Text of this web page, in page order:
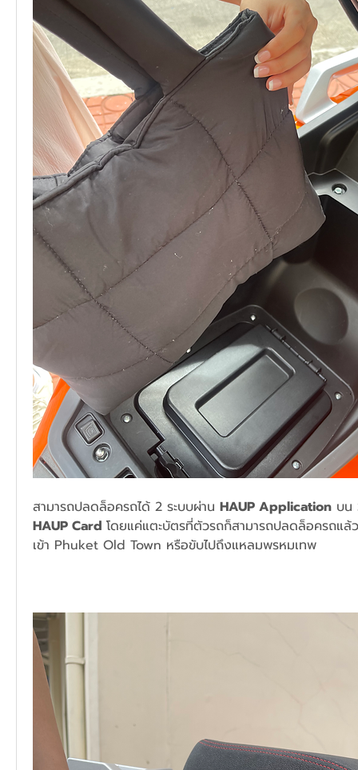
สามารถปลดล็อครถได้ 2 ระบบผ่าน HAUP Application
HAUP Card โดยแค่แตะบัตรที่ตัวรถก็สามารถปลดล็อครถแล้
เข้า Phuket Old Town หรือขับไปถึงแหลมพรหมเทพ